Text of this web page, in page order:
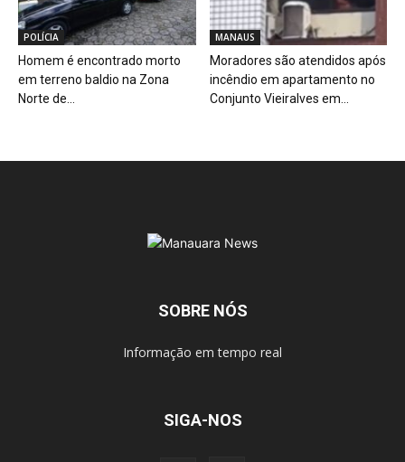
POLÍCIA
Homem é encontrado morto
em terreno baldio na Zona
Norte de...
MANAUS
Moradores são atendidos após
incêndio em apartamento no
Conjunto Vieiralves em...
SOBRE NÓS
Informação em tempo real
SIGA-NOS